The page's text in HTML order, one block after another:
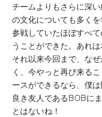
チームよりもさらに深
の文化についても多く
参戦していたほぼすべ
うことができた。あれは
それ以来今回まで、な
く、今やっと再び来る
ースができるなら、僕
良き友人であるBOBに
とはないね！